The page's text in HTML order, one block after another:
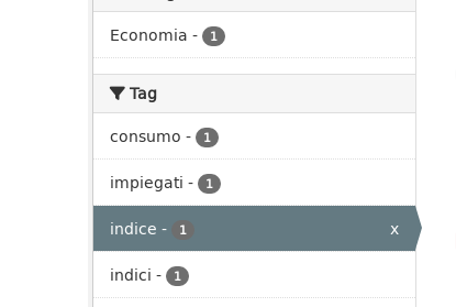
Economia - 1
Tag
consumo - 1
impiegati - 1
indice - 1
x
indici - 1